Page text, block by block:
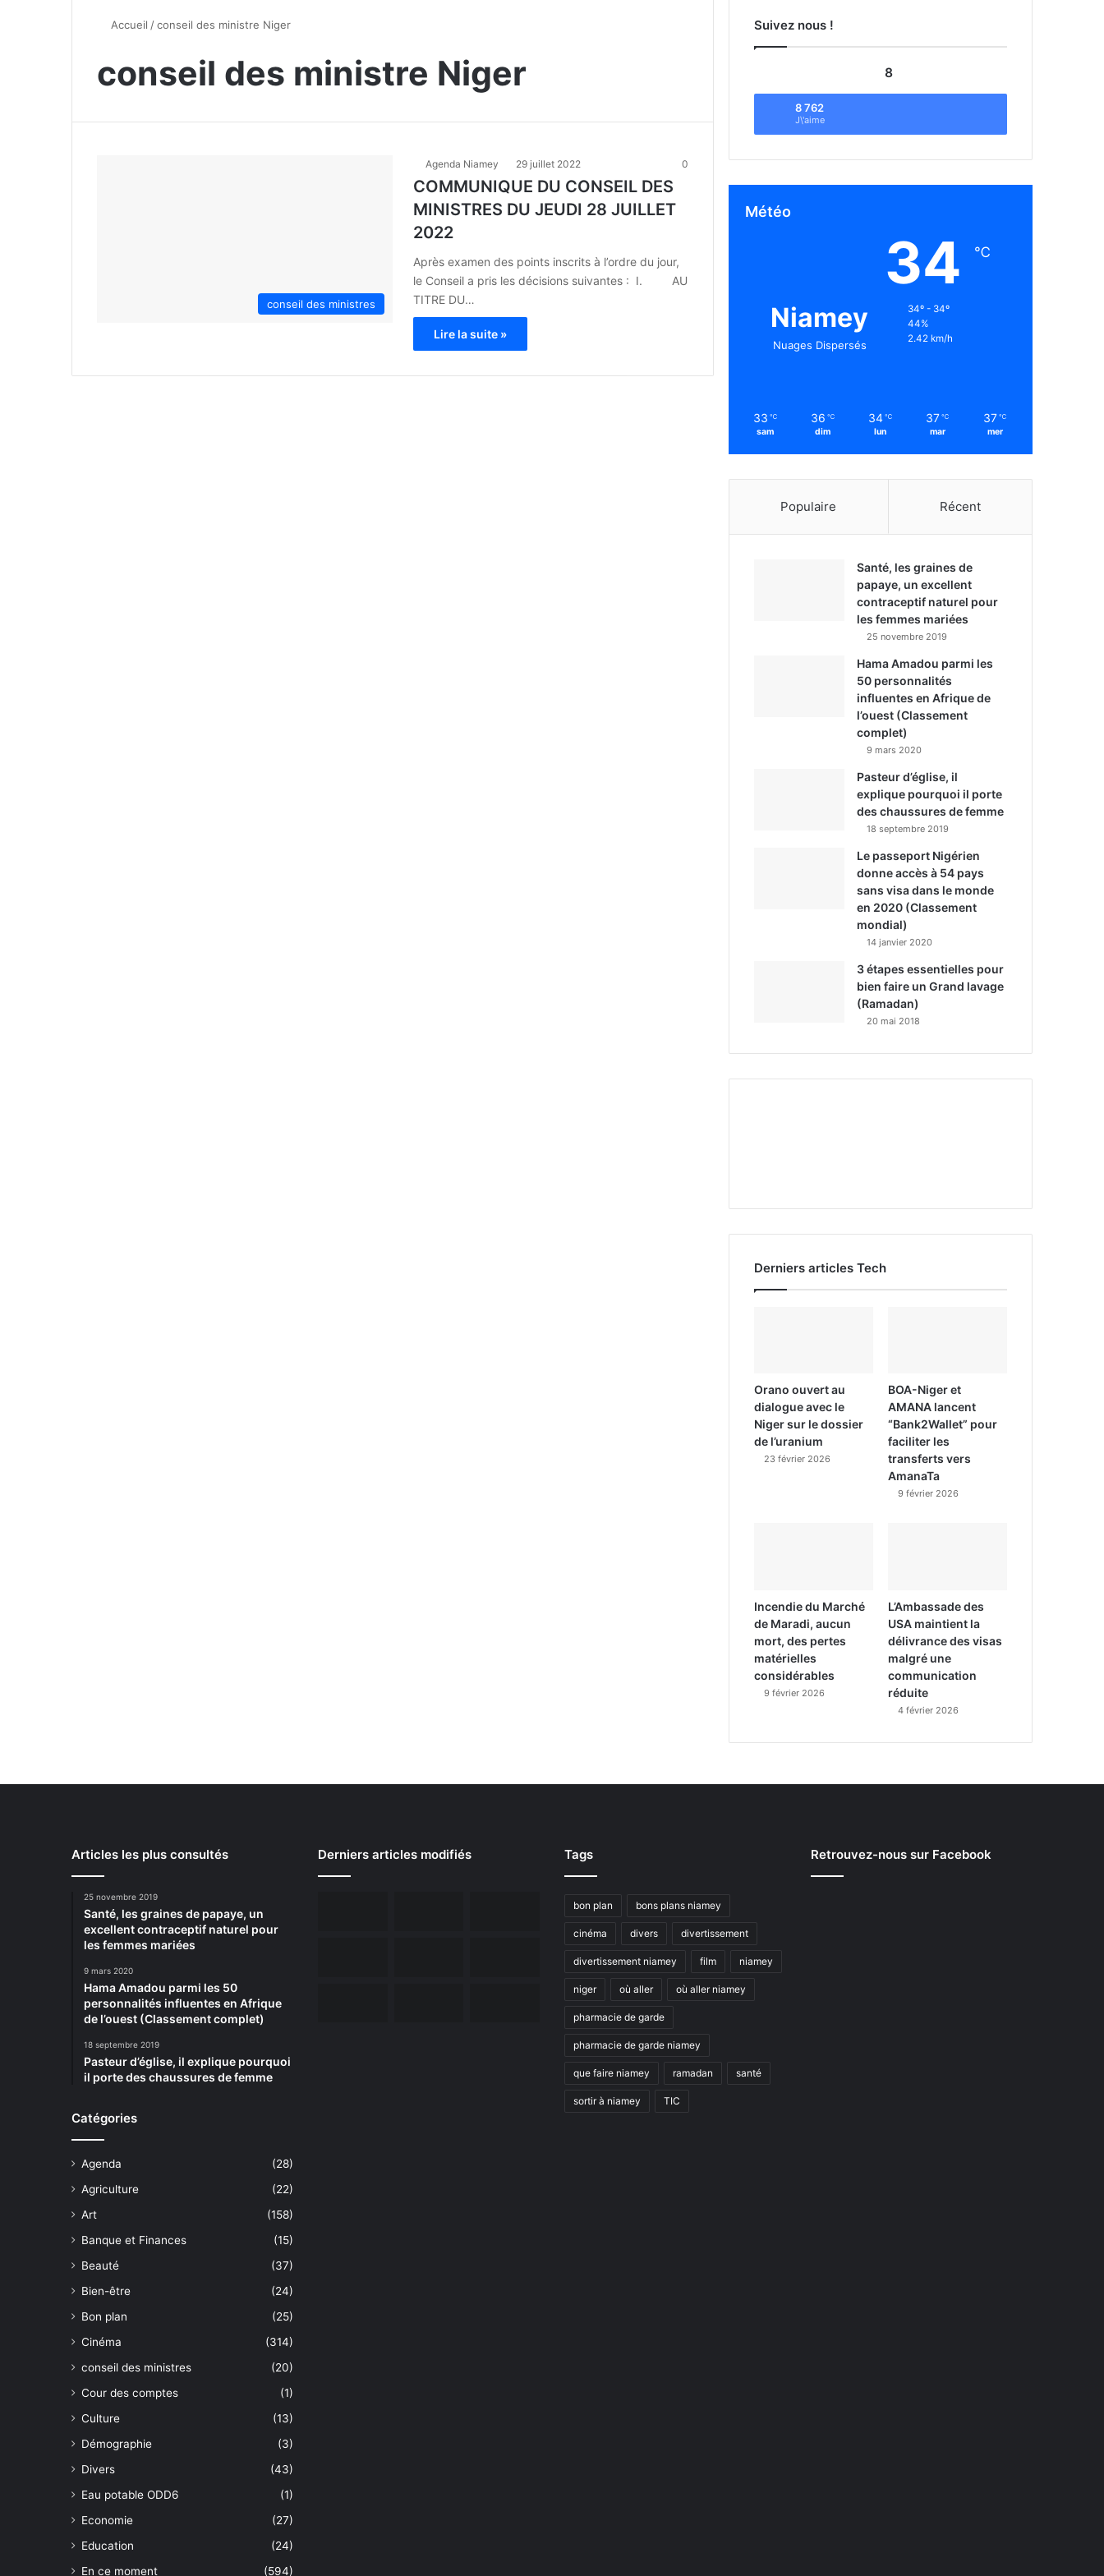
Accueil /conseil des ministre Niger
conseil des ministre Niger
conseil des ministres
Agenda Niamey 29 juillet 2022 0
COMMUNIQUE DU CONSEIL DES
MINISTRES DU JEUDI 28 JUILLET
2022
Après examen des points inscrits à l’ordre du jour,
le Conseil a pris les décisions suivantes : I. AU
TITRE DU…
Lire la suite »
Suivez nous !
8
8 762
J\'aime
Météo
Niamey
Nuages Dispersés
34 ℃
34º - 34º
44%
2.42 km/h
33 ℃
sam
36 ℃
dim
34 ℃
lun
37 ℃
mar
37 ℃
mer
Populaire Récent
Santé, les graines de
papaye, un excellent
contraceptif naturel pour
les femmes mariées
25 novembre 2019
Hama Amadou parmi les
50 personnalités
influentes en Afrique de
l’ouest (Classement
complet)
9 mars 2020
Pasteur d’église, il
explique pourquoi il porte
des chaussures de femme
18 septembre 2019
Le passeport Nigérien
donne accès à 54 pays
sans visa dans le monde
en 2020 (Classement
mondial)
14 janvier 2020
3 étapes essentielles pour
bien faire un Grand lavage
(Ramadan)
20 mai 2018
Derniers articles Tech
Orano ouvert au
dialogue avec le
Niger sur le dossier
de l’uranium
23 février 2026
BOA-Niger et
AMANA lancent
“Bank2Wallet” pour
faciliter les
transferts vers
AmanaTa
9 février 2026
Incendie du Marché
de Maradi, aucun
mort, des pertes
matérielles
considérables
9 février 2026
L’Ambassade des
USA maintient la
délivrance des visas
malgré une
communication
réduite
4 février 2026
Articles les plus consultés
25 novembre 2019
Santé, les graines de papaye, un
excellent contraceptif naturel pour
les femmes mariées
9 mars 2020
Hama Amadou parmi les 50
personnalités influentes en Afrique
de l’ouest (Classement complet)
18 septembre 2019
Pasteur d’église, il explique pourquoi
il porte des chaussures de femme
Catégories
Agenda
(28)
Agriculture
(22)
Art
(158)
Banque et Finances
(15)
Beauté
(37)
Bien-être
(24)
Bon plan
(25)
Cinéma
(314)
conseil des ministres
(20)
Cour des comptes
(1)
Culture
(13)
Démographie
(3)
Divers
(43)
Eau potable ODD6
(1)
Economie
(27)
Education
(24)
En ce moment
(594)
Derniers articles modifiés Tags
bon plan bons plans niamey
cinéma divers divertissement
divertissement niamey film niamey
niger où aller où aller niamey
pharmacie de garde
pharmacie de garde niamey
que faire niamey ramadan santé
sortir à niamey TIC
Retrouvez-nous sur Facebook